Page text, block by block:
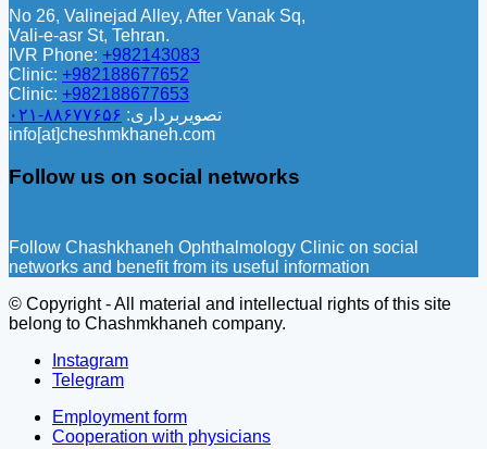
No 26, Valinejad Alley, After Vanak Sq,
Vali-e-asr St, Tehran.
IVR Phone: +982143083
Clinic: +982188677652
Clinic: +982188677653
تصویربرداری: ۸۸۶۷۷۶۵۶-۰۲۱
info[at]cheshmkhaneh.com
Follow us on social networks
Follow Chashkhaneh Ophthalmology Clinic on social
networks and benefit from its useful information
© Copyright - All material and intellectual rights of this site
belong to Chashmkhaneh company.
Instagram
Telegram
Employment form
Cooperation with physicians